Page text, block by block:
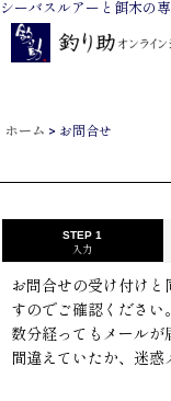
シーバスルアーと餌木の
ホーム > お問合せ
STEP 1
入力
お問合せの受け付けと
すのでご確認ください。
数分経ってもメール
間違えていたか、迷惑